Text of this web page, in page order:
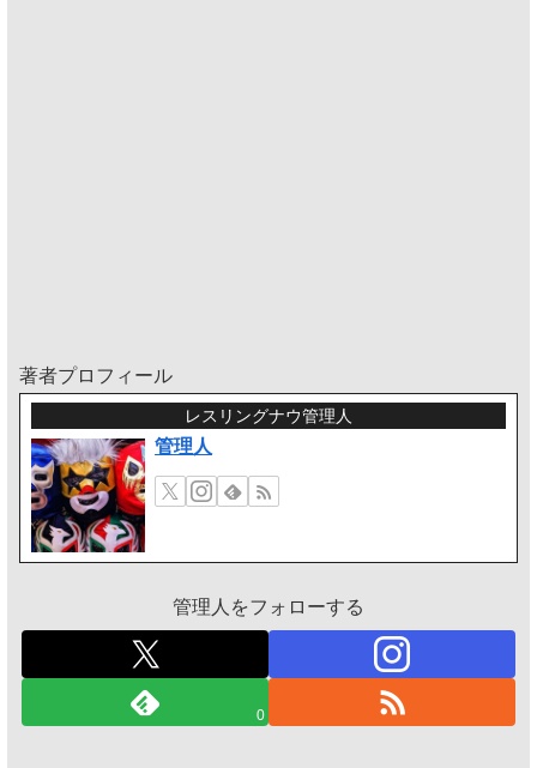
著者プロフィール
レスリングナウ管理人
管理人
管理人をフォローする
0